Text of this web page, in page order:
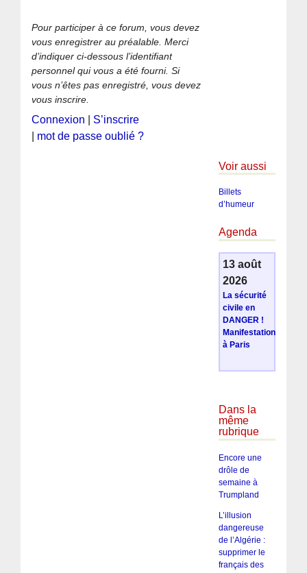
Pour participer à ce forum, vous devez
vous enregistrer au préalable. Merci
d’indiquer ci-dessous l’identifiant
personnel qui vous a été fourni. Si
vous n’êtes pas enregistré, vous devez
vous inscrire.
Connexion
S’inscrire
mot de passe oublié ?
Voir aussi
Billets
d’humeur
Agenda
13 août
2026
La sécurité
civile en
DANGER !
Manifestation
à Paris
Dans la
même
rubrique
Encore une
drôle de
semaine à
Trumpland
L’illusion
dangereuse
de l’Algérie :
supprimer le
français des